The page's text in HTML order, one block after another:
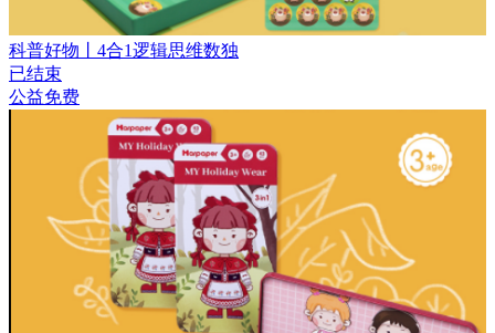
科普好物丨4合1逻辑思维数独
已结束
公益免费